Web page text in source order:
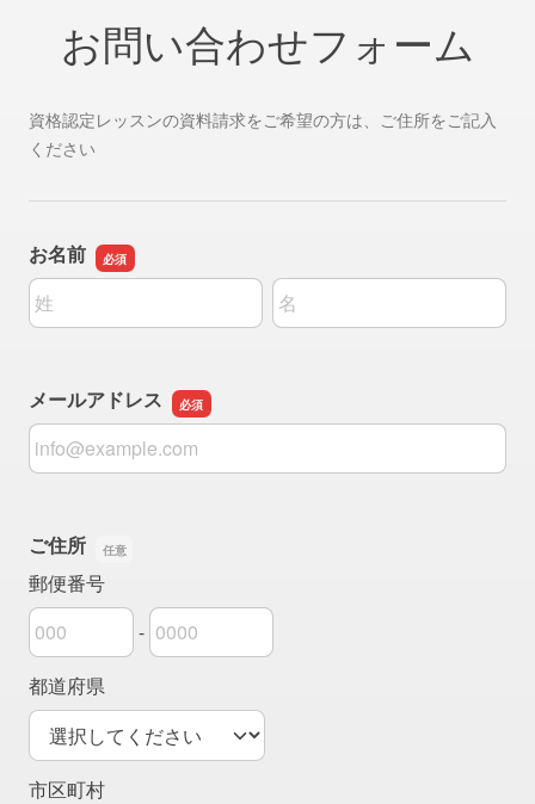
お問い合わせフォーム
資格認定レッスンの資料請求をご希望の方は、ご住所をご記入
ください
お名前
名前の姓
名前の名
メールアドレス
メールアドレス
ご住所
郵便番号
郵便番号の上3桁
-
郵便番号の下4桁
都道府県
市区町村